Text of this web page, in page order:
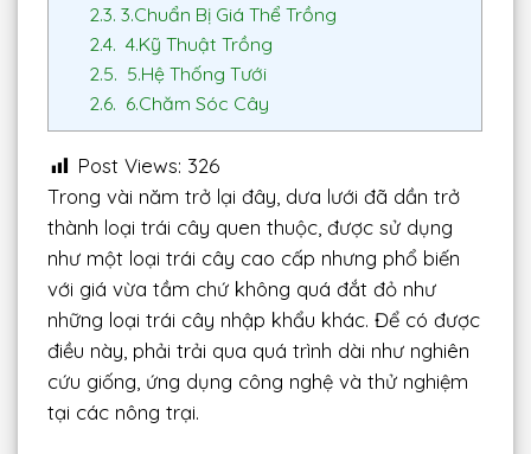
2.3. 3.Chuẩn Bị Giá Thể Trồng
2.4. 4.Kỹ Thuật Trồng
2.5. 5.Hệ Thống Tưới
2.6. 6.Chăm Sóc Cây
Post Views: 326
Trong vài năm trở lại đây, dưa lưới đã dần trở
thành loại trái cây quen thuộc, được sử dụng
như một loại trái cây cao cấp nhưng phổ biến
với giá vừa tầm chứ không quá đắt đỏ như
những loại trái cây nhập khẩu khác. Để có được
điều này, phải trải qua quá trình dài như nghiên
cứu giống, ứng dụng công nghệ và thử nghiệm
tại các nông trại.